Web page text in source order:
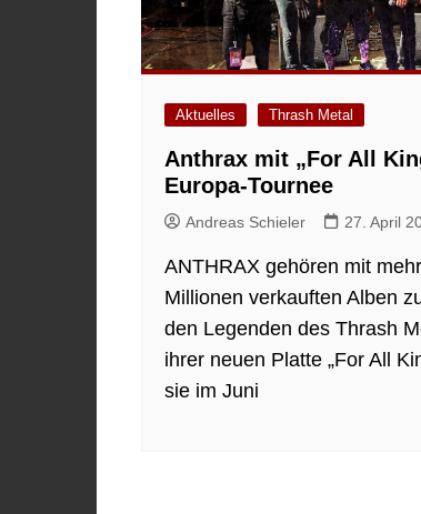
Aktuelles Thrash Metal
Anthrax mit „For All
Europa-Tournee
Andreas Schieler 27. April
ANTHRAX gehören mit
Millionen verkauften Alben
den Legenden des Thrash
ihrer neuen Platte „For All
sie im Juni